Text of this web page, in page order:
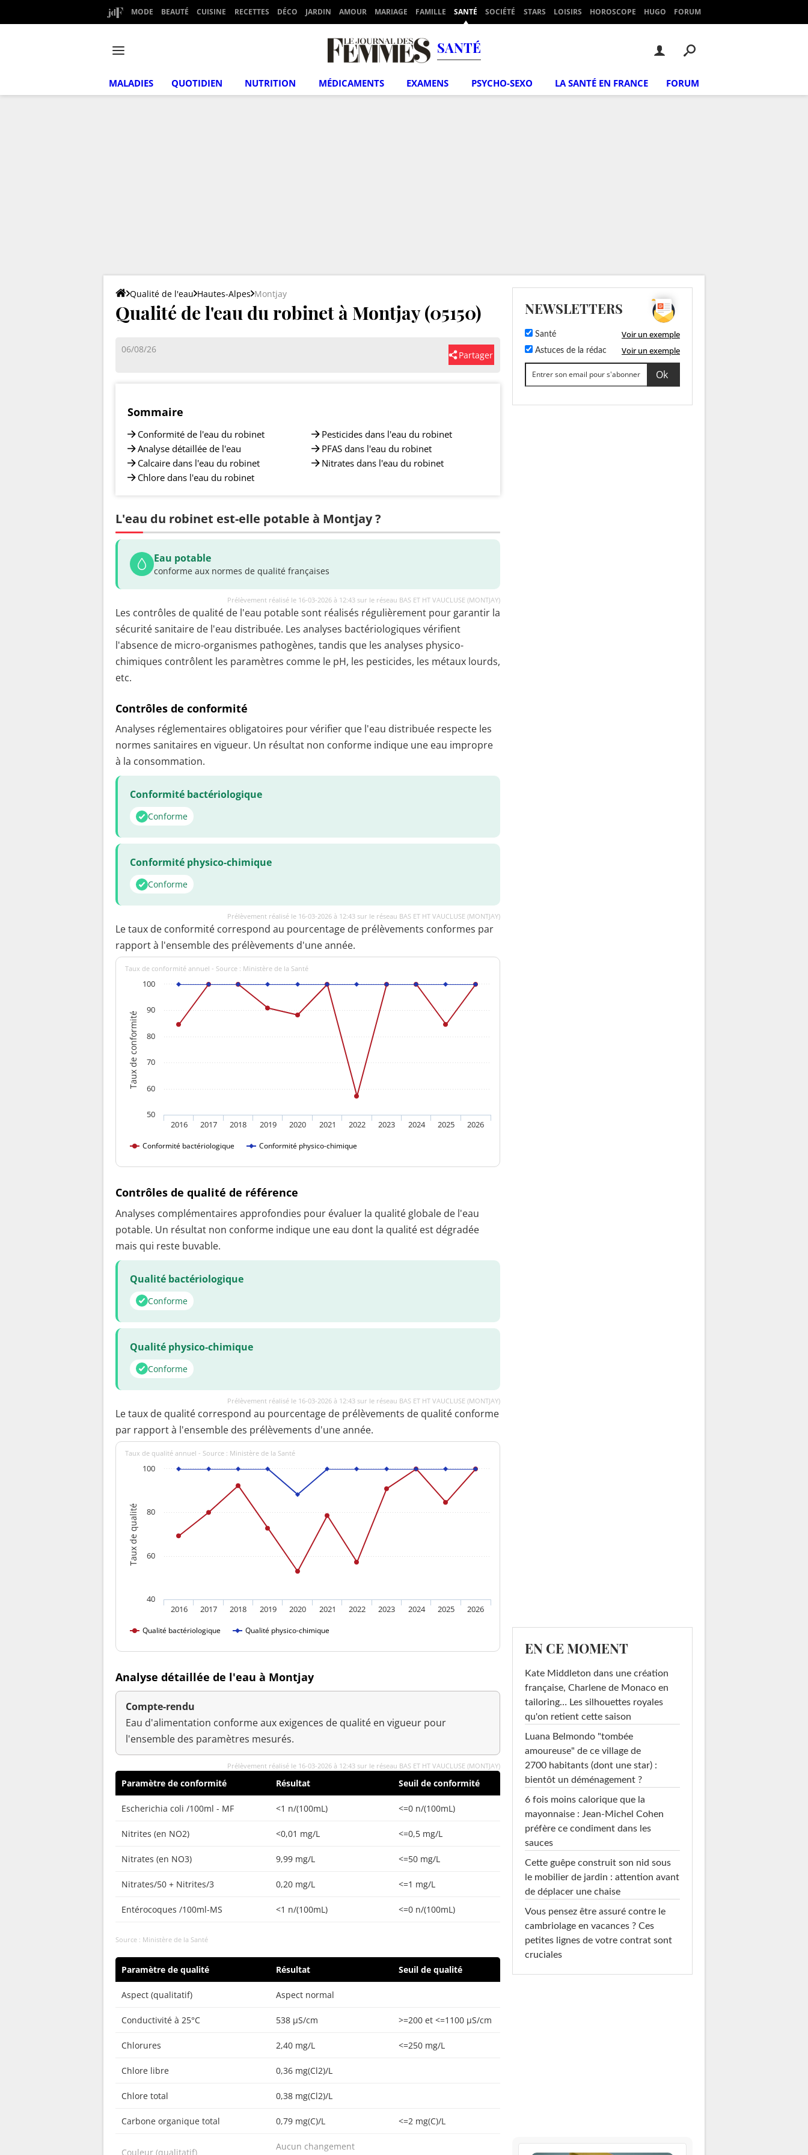
MODE BEAUTÉ CUISINE RECETTES DÉCO JARDIN AMOUR MARIAGE FAMILLE SANTÉ SOCIÉTÉ STARS LOISIRS HOROSCOPE HUGO FORUM
SANTÉ
MALADIES QUOTIDIEN NUTRITION MÉDICAMENTS EXAMENS PSYCHO-SEXO LA SANTÉ EN FRANCE FORUM
Qualité de l'eau Hautes-Alpes Montjay
Qualité de l'eau du robinet à Montjay (05150)
06/08/26
Partager
Sommaire
Conformité de l'eau du robinet
Analyse détaillée de l'eau
Calcaire dans l'eau du robinet
Chlore dans l'eau du robinet
Pesticides dans l'eau du robinet
PFAS dans l'eau du robinet
Nitrates dans l'eau du robinet
L'eau du robinet est-elle potable à Montjay ?
Eau potable
conforme aux normes de qualité françaises
Prélèvement réalisé le 16-03-2026 à 12:43 sur le réseau BAS ET HT VAUCLUSE (MONTJAY)
Les contrôles de qualité de l'eau potable sont réalisés régulièrement pour garantir la
sécurité sanitaire de l'eau distribuée. Les analyses bactériologiques vérifient
l'absence de micro-organismes pathogènes, tandis que les analyses physico-
chimiques contrôlent les paramètres comme le pH, les pesticides, les métaux lourds,
etc.
Contrôles de conformité
Analyses réglementaires obligatoires pour vérifier que l'eau distribuée respecte les
normes sanitaires en vigueur. Un résultat non conforme indique une eau impropre
à la consommation.
Conformité bactériologique
Conforme
Conformité physico-chimique
Conforme
Prélèvement réalisé le 16-03-2026 à 12:43 sur le réseau BAS ET HT VAUCLUSE (MONTJAY)
Le taux de conformité correspond au pourcentage de prélèvements conformes par
rapport à l'ensemble des prélèvements d'une année.
Taux de conformité
Taux de conformité annuel - Source : Ministère de la Santé
Conformité bactériologique Conformité physico-chimique
2016 2017 2018 2019 2020 2021 2022 2023 2024 2025 2026
50
60
70
80
90
100
Contrôles de qualité de référence
Analyses complémentaires approfondies pour évaluer la qualité globale de l'eau
potable. Un résultat non conforme indique une eau dont la qualité est dégradée
mais qui reste buvable.
Qualité bactériologique
Conforme
Qualité physico-chimique
Conforme
Prélèvement réalisé le 16-03-2026 à 12:43 sur le réseau BAS ET HT VAUCLUSE (MONTJAY)
Le taux de qualité correspond au pourcentage de prélèvements de qualité conforme
par rapport à l'ensemble des prélèvements d'une année.
Taux de qualité
Taux de qualité annuel - Source : Ministère de la Santé
Qualité bactériologique Qualité physico-chimique
2016 2017 2018 2019 2020 2021 2022 2023 2024 2025 2026
40
60
80
100
Analyse détaillée de l'eau à Montjay
Compte-rendu
Eau d'alimentation conforme aux exigences de qualité en vigueur pour
l'ensemble des paramètres mesurés.
Prélèvement réalisé le 16-03-2026 à 12:43 sur le réseau BAS ET HT VAUCLUSE (MONTJAY)
Paramètre de conformité Résultat Seuil de conformité
Escherichia coli /100ml - MF <1 n/(100mL) <=0 n/(100mL)
Nitrites (en NO2) <0,01 mg/L <=0,5 mg/L
Nitrates (en NO3) 9,99 mg/L <=50 mg/L
Nitrates/50 + Nitrites/3 0,20 mg/L <=1 mg/L
Entérocoques /100ml-MS <1 n/(100mL) <=0 n/(100mL)
Source : Ministère de la Santé
Paramètre de qualité Résultat Seuil de qualité
Aspect (qualitatif) Aspect normal
Conductivité à 25°C 538 µS/cm >=200 et <=1100 µS/cm
Chlorures 2,40 mg/L <=250 mg/L
Chlore libre 0,36 mg(Cl2)/L
Chlore total 0,38 mg(Cl2)/L
Carbone organique total 0,79 mg(C)/L <=2 mg(C)/L
Couleur (qualitatif)
Aucun changement
NEWSLETTERS
Santé Voir un exemple
Astuces de la rédac Voir un exemple
EN CE MOMENT
Kate Middleton dans une création
française, Charlene de Monaco en
tailoring… Les silhouettes royales
qu'on retient cette saison
Luana Belmondo "tombée
amoureuse" de ce village de
2700 habitants (dont une star) :
bientôt un déménagement ?
6 fois moins calorique que la
mayonnaise : Jean-Michel Cohen
préfère ce condiment dans les
sauces
Cette guêpe construit son nid sous
le mobilier de jardin : attention avant
de déplacer une chaise
Vous pensez être assuré contre le
cambriolage en vacances ? Ces
petites lignes de votre contrat sont
cruciales